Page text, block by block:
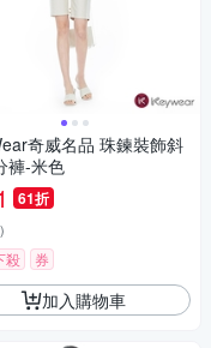
奇威名品 珠鍊裝飾斜
褲-米色
61折
)
殺 券
加入購物車